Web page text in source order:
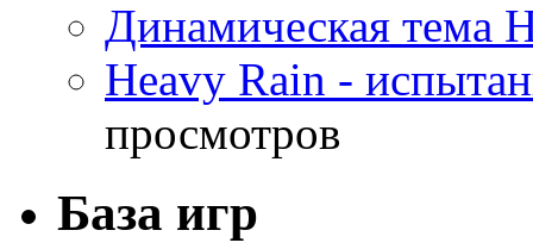
Динамическая тема
Heavy Rain -
просмотров
База игр